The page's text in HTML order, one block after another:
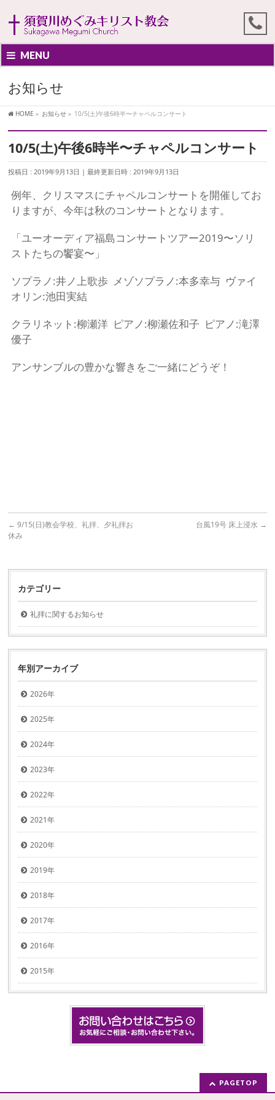
MENU
お知らせ
HOME » お知らせ » 10/5(土)午後6時半〜チャペルコンサート
10/5(土)午後6時半〜チャペルコンサート
投稿日 : 2019年9月13日 最終更新日時 : 2019年9月13日
例年、クリスマスにチャペルコンサートを開催してお
りますが、今年は秋のコンサートとなります。
「ユーオーディア福島コンサートツアー2019〜ソリ
ストたちの饗宴〜」
ソプラノ:井ノ上歌歩 メゾソプラノ:本多幸与 ヴァイ
オリン:池田実結
クラリネット:柳瀬洋 ピアノ:柳瀬佐和子 ピアノ:滝澤
優子
アンサンブルの豊かな響きをご一緒にどうぞ！
← 9/15(日)教会学校、礼拝、夕礼拝お
休み
台風19号 床上浸水 →
カテゴリー
礼拝に関するお知らせ
年別アーカイブ
2026年
2025年
2024年
2023年
2022年
2021年
2020年
2019年
2018年
2017年
2016年
2015年
PAGETOP